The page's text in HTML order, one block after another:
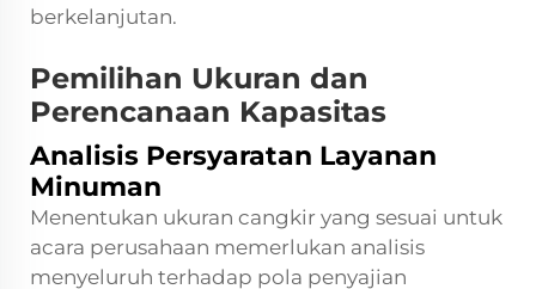
berkelanjutan.
Pemilihan Ukuran dan
Perencanaan Kapasitas
Analisis Persyaratan Layanan
Minuman
Menentukan ukuran cangkir yang sesuai untuk
acara perusahaan memerlukan analisis
menyeluruh terhadap pola penyajian